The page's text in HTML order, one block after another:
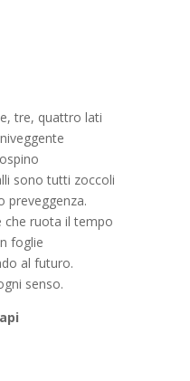
tre, quattro lati
sono tutti zoccoli
preveggenza.
che ruota il tempo
foglie
al futuro.
senso.